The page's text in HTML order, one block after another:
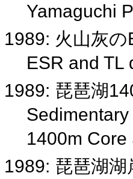
Yamaguchi
1989: 火山灰
ESR and
1989: 琵琶湖
1400m Core
1989: 琵琶湖